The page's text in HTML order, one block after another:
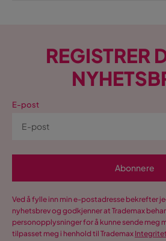
REGISTRER
E-post
Abonnere
Ved å fylle inn min e-postadresse bekrefter
nyhetsbrev og godkjenner at Trademax
personopplysninger for å kunne sende meg
tilpasset meg i henhold til Trademax